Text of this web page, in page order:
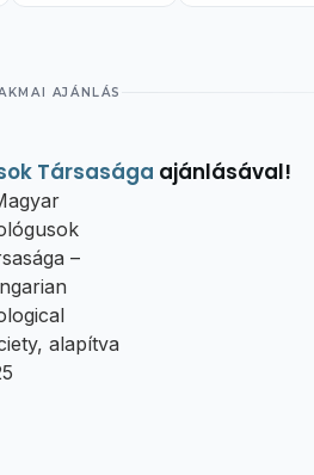
AJÁNLÁS
Társasága ajánlásával!